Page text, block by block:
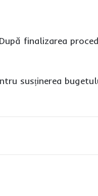
finalizarea
susținerea